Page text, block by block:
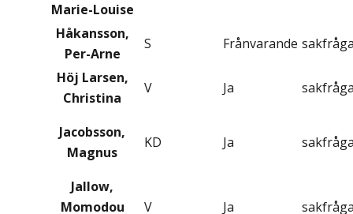
Marie-Louise
Håkansson,
Per-Arne
S Frånvarande
Höj Larsen,
Christina
V Ja
Jacobsson,
Magnus
KD Ja
Jallow,
Momodou
V Ja